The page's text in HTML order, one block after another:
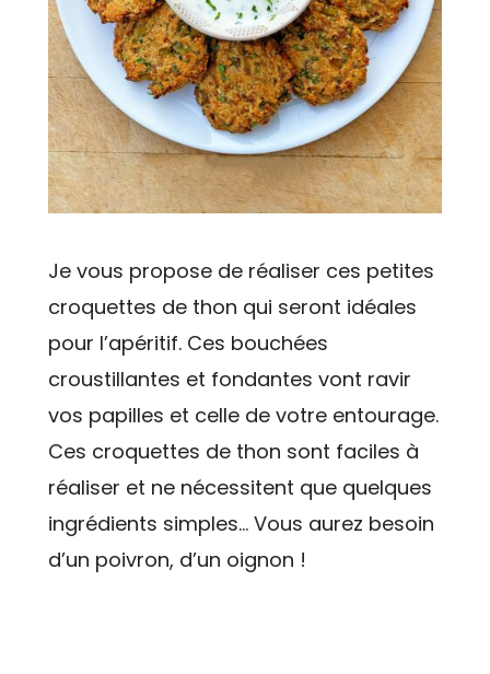
Je vous propose de réaliser ces petites
croquettes de thon qui seront idéales
pour l’apéritif. Ces bouchées
croustillantes et fondantes vont ravir
vos papilles et celle de votre entourage.
Ces croquettes de thon sont faciles à
réaliser et ne nécessitent que quelques
ingrédients simples… Vous aurez besoin
d’un poivron, d’un oignon !